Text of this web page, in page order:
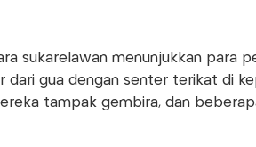
sukarelawan menunjukkan para
dari gua dengan senter terikat di
tampak gembira, dan